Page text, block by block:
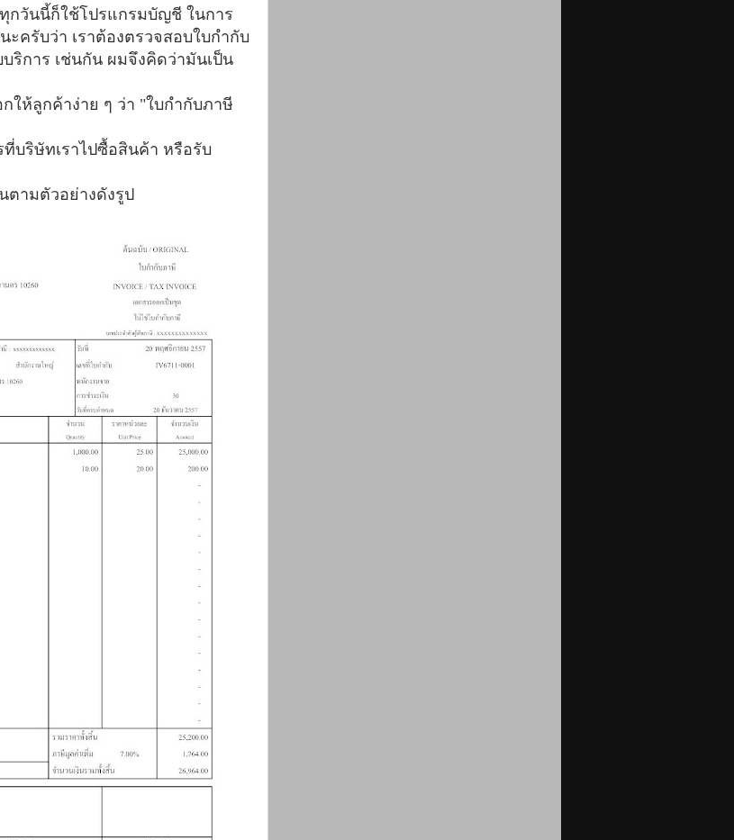
กวันนี้ก็ใช้โปรแกรมบัญชี ในการ
ครับว่า เราต้องตรวจสอบใบกำกับ
ริการ เช่นกัน ผมจึงคิดว่ามันเป็น
ให้ลูกค้าง่าย ๆ ว่า "ใบกำกับภาษี
บริษัทเราไปซื้อสินค้า หรือรับ
ตามตัวอย่างดังรูป